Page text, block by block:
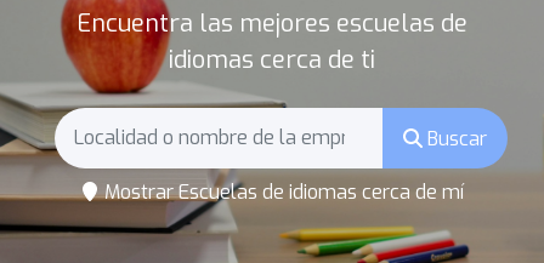
Encuentra las mejores escuelas de
idiomas cerca de ti
Buscar
Mostrar Escuelas de idiomas cerca de mí